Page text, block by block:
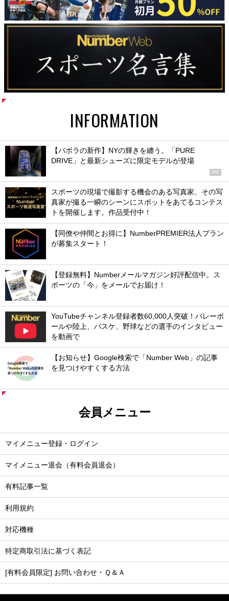
INFORMATION
【バボラの新作】NYの輝きを纏う。「PURE
DRIVE」と最新シューズに限定モデルが登場
PR
スポーツの現場で撮影する機会のある写真家、その写
真家が撮る一瞬のシーンにスポットをあてるコンテス
トを開催します。作品受付中！
【同僚や仲間とお得に】NumberPREMIER法人プラン
が募集スタート！
【登録無料】Numberメールマガジン好評配信中。ス
ポーツの「今」をメールでお届け！
YouTubeチャンネル登録者数60,000人突破！バレーボ
ールや陸上、バスケ、野球などの選手のインタビュー
を動画で
【お知らせ】Google検索で「Number Web」の記事
を見つけやすくする方法
会員メニュー
マイメニュー登録・ログイン
マイメニュー退会（有料会員退会）
有料記事一覧
利用規約
対応機種
特定商取引法に基づく表記
[有料会員限定] お問い合わせ・Ｑ＆Ａ